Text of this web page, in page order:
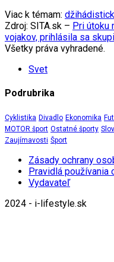
Viac k témam:
Zdroj: SITA.sk – Pri útoku
vojakov, prihlásila sa
Všetky práva vyhradené.
Svet
Podrubrika
Cyklistika Divadlo Ekonomika
MOTOR šport Ostatné športy
Zaujímavosti Šport
Zásady ochrany
Pravidlá
Vydavateľ
2024 - i-lifestyle.sk